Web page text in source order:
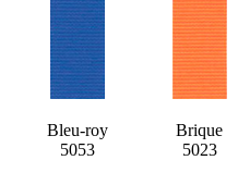
Bleu-roy
5053
Brique
5023